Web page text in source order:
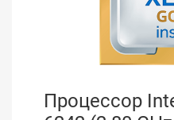
Процессор